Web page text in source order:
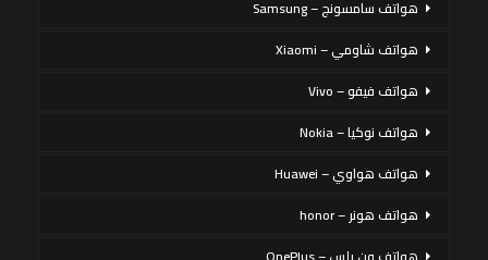
هواتف سامسونج – Samsung
هواتف شاومي – Xiaomi
هواتف فيفو – Vivo
هواتف نوكيا – Nokia
هواتف هواوي – Huawei
هواتف هونر – honor